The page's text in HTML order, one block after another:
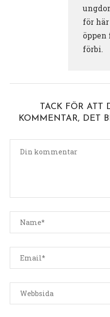
för
förbi.
TACK FÖR ATT
KOMMENTAR, DET